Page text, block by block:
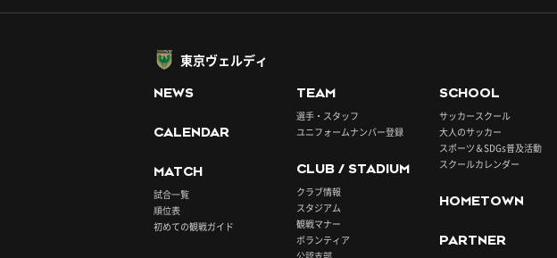
東京ヴェルディ
NEWS
CALENDAR
MATCH
試合一覧
順位表
初めての観戦ガイド
TEAM
選手・スタッフ
ユニフォームナンバー登録
CLUB / STADIUM
クラブ情報
スタジアム
観戦マナー
ボランティア
SCHOOL
サッカースクール
大人のサッカー
スポーツ＆SDGs普及活動
スクールカレンダー
HOMETOWN
PARTNER